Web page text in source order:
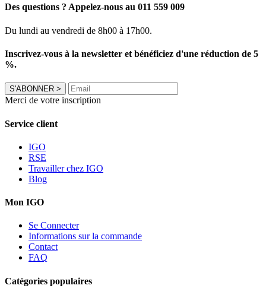
Des questions ? Appelez-nous au 011 559 009
Du lundi au vendredi de 8h00 à 17h00.
Inscrivez-vous à la newsletter et bénéficiez d'une réduction de 5
%.
S'ABONNER >
Merci de votre inscription
Service client
IGO
RSE
Travailler chez IGO
Blog
Mon IGO
Se Connecter
Informations sur la commande
Contact
FAQ
Catégories populaires